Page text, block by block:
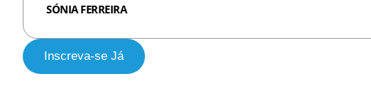
SÓNIA FERREIRA
Inscreva-se Já